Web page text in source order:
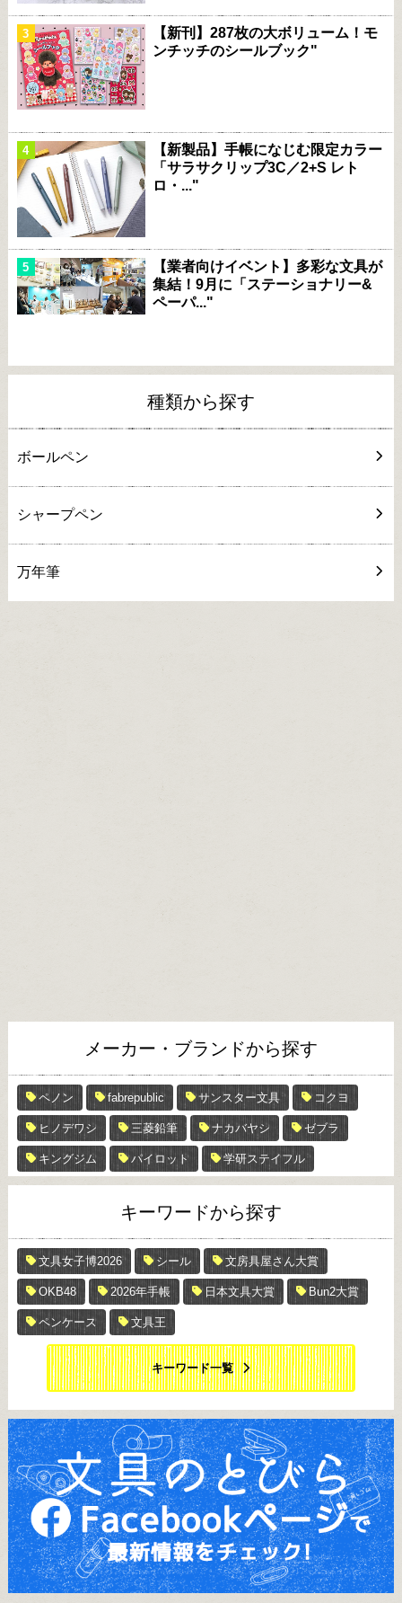
【新刊】287枚の大ボリューム！モ
ンチッチのシールブック"
【新製品】手帳になじむ限定カラー
「サラサクリップ3C／2+S レト
ロ・..."
【業者向けイベント】多彩な文具が
集結！9月に「ステーショナリー&
ペーパ..."
種類から探す
ボールペン
シャープペン
万年筆
メーカー・ブランドから探す
ペノン fabrepublic サンスター文具 コクヨ
ヒノデワシ 三菱鉛筆 ナカバヤシ ゼブラ
キングジム パイロット 学研ステイフル
キーワードから探す
文具女子博2026 シール 文房具屋さん大賞
OKB48 2026年手帳 日本文具大賞 Bun2大賞
ペンケース 文具王
キーワード一覧